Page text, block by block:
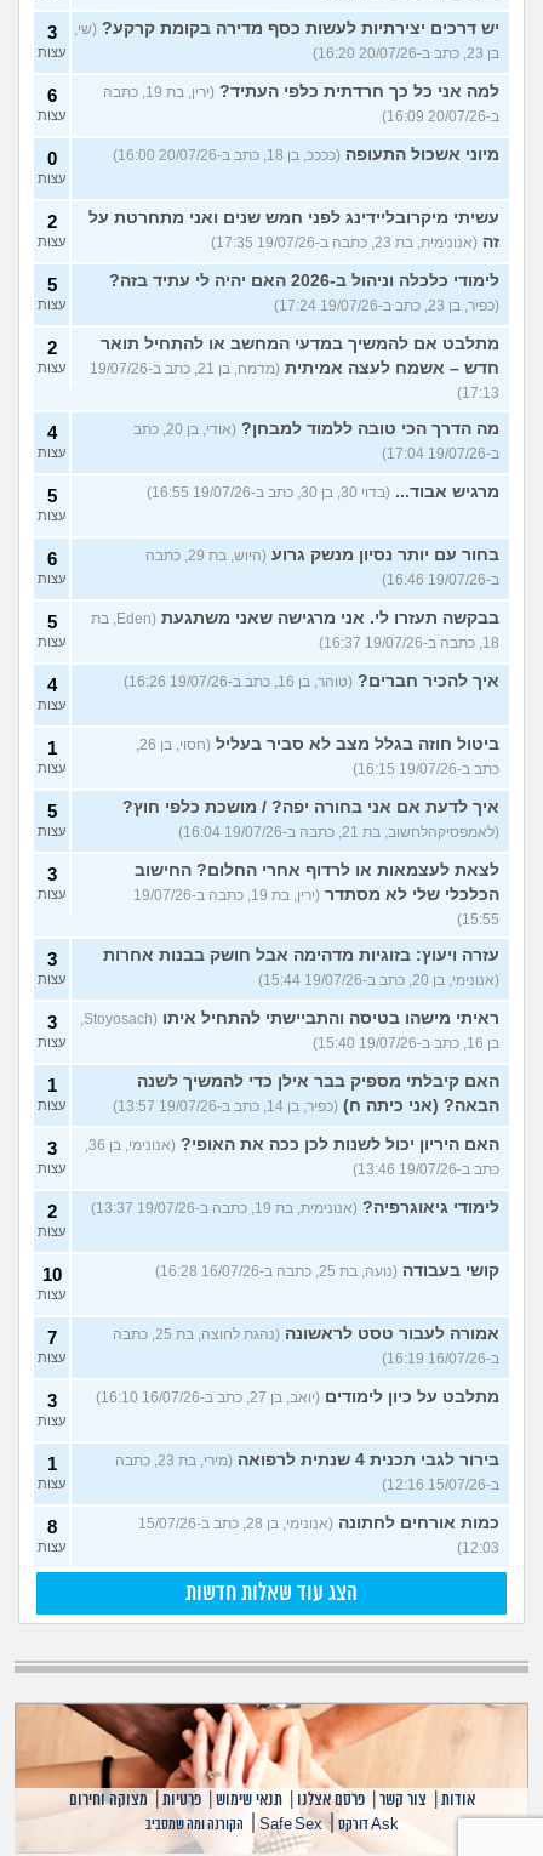
יש דרכים יצירתיות לעשות כסף מדירה בקומת קרקע? (שי,
בן 23, כתב ב-20/07/26 16:20)
3
עצות
למה אני כל כך חרדתית כלפי העתיד?
(ירין, בת 19, כתבה
ב-20/07/26 16:09)
6
עצות
מיוני אשכול התעופה (ככככ, בן 18, כתב ב-20/07/26 16:00) 0
עצות
עשיתי מיקרובליידינג לפני חמש שנים ואני מתחרטת על
זה (אנונימית, בת 23, כתבה ב-19/07/26 17:35)
2
עצות
לימודי כלכלה וניהול ב-2026 האם יהיה לי עתיד בזה?
(כפיר, בן 23, כתב ב-19/07/26 17:24)
5
עצות
מתלבט אם להמשיך במדעי המחשב או להתחיל תואר
חדש – אשמח לעצה אמיתית
(מדמח, בן 21, כתב ב-19/07/26
17:13)
2
עצות
מה הדרך הכי טובה ללמוד למבחן?
(אודי, בן 20, כתב
ב-19/07/26 17:04)
4
עצות
מרגיש אבוד... (בדוי 30, בן 30, כתב ב-19/07/26 16:55) 5
עצות
בחור עם יותר נסיון מנשק גרוע
(היוש, בת 29, כתבה
ב-19/07/26 16:46)
6
עצות
בבקשה תעזרו לי. אני מרגישה שאני משתגעת
(Eden, בת
18, כתבה ב-19/07/26 16:37)
5
עצות
איך להכיר חברים? (טוהר, בן 16, כתב ב-19/07/26 16:26) 4
עצות
ביטול חוזה בגלל מצב לא סביר בעליל
כתב ב-19/07/26 16:15)
1
עצות
איך לדעת אם אני בחורה יפה? / מושכת כלפי חוץ?
(לאמפסיקהלחשוב, בת 21, כתבה ב-19/07/26 16:04)
5
עצות
לצאת לעצמאות או לרדוף אחרי החלום? החישוב
הכלכלי שלי לא מסתדר
(ירין, בת 19, כתבה ב-19/07/26
15:55)
3
עצות
עזרה ויעוץ: בזוגיות מדהימה אבל חושק בבנות אחרות
(אנונימי, בן 20, כתב ב-19/07/26 15:44)
3
עצות
ראיתי מישהו בטיסה והתביישתי להתחיל איתו
בן 16, כתב ב-19/07/26 15:40)
3
עצות
האם קיבלתי מספיק בבר אילן כדי להמשיך לשנה
הבאה? (אני כיתה ח) (כפיר, בן 14, כתב ב-19/07/26 13:57)
1
עצות
האם היריון יכול לשנות לכן ככה את האופי?
כתב ב-19/07/26 13:46)
3
עצות
לימודי גיאוגרפיה? (אנונימית, בת 19, כתבה ב-19/07/26 13:37) 2
עצות
קושי בעבודה (נועה, בת 25, כתבה ב-16/07/26 16:28) 10
עצות
אמורה לעבור טסט לראשונה
(נהגת לחוצה, בת 25, כתבה
ב-16/07/26 16:19)
7
עצות
מתלבט על כיון לימודים (יואב, בן 27, כתב ב-16/07/26 16:10) 3
עצות
בירור לגבי תכנית 4 שנתית לרפואה
(מירי, בת 23, כתבה
ב-15/07/26 12:16)
1
עצות
כמות אורחים לחתונה
(אנונימי, בן 28, כתב ב-15/07/26
12:03)
8
עצות
הצג עוד שאלות חדשות
אודות צור קשר |פרסם אצלנו |תנאי שימוש |פרטיות |מצוקה וחירום
Ask דורקס |
Safe Sex
| הקורנה ומה שמסביב